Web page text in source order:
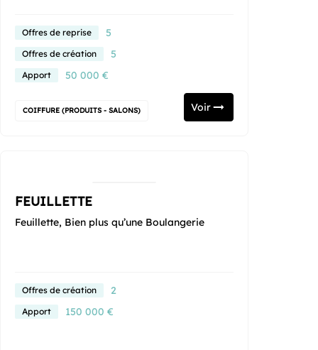
Offres de reprise 5
Offres de création 5
Apport 50 000 €
COIFFURE (PRODUITS - SALONS) Voir
FEUILLETTE
Feuillette, Bien plus qu’une Boulangerie
Offres de création 2
Apport 150 000 €